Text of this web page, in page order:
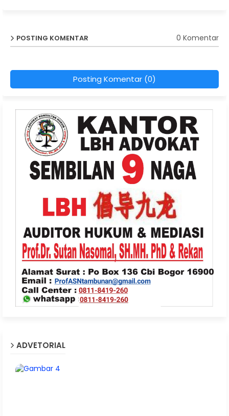
POSTING KOMENTAR 0 Komentar
Posting Komentar (0)
ADVETORIAL